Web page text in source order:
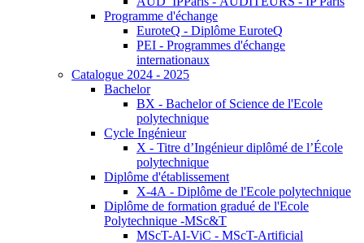
Programme d'échange
EuroteQ - Diplôme EuroteQ
PEI - Programmes d'échange
internationaux
Catalogue 2024 - 2025
Bachelor
BX - Bachelor of Science de l'Ecole
polytechnique
Cycle Ingénieur
X - Titre d’Ingénieur diplômé de l’École
polytechnique
Diplôme d'établissement
X-4A - Diplôme de l'Ecole polytechnique
Diplôme de formation gradué de l'Ecole
Polytechnique -MSc&T
MScT-AI-ViC - MScT-Artificial